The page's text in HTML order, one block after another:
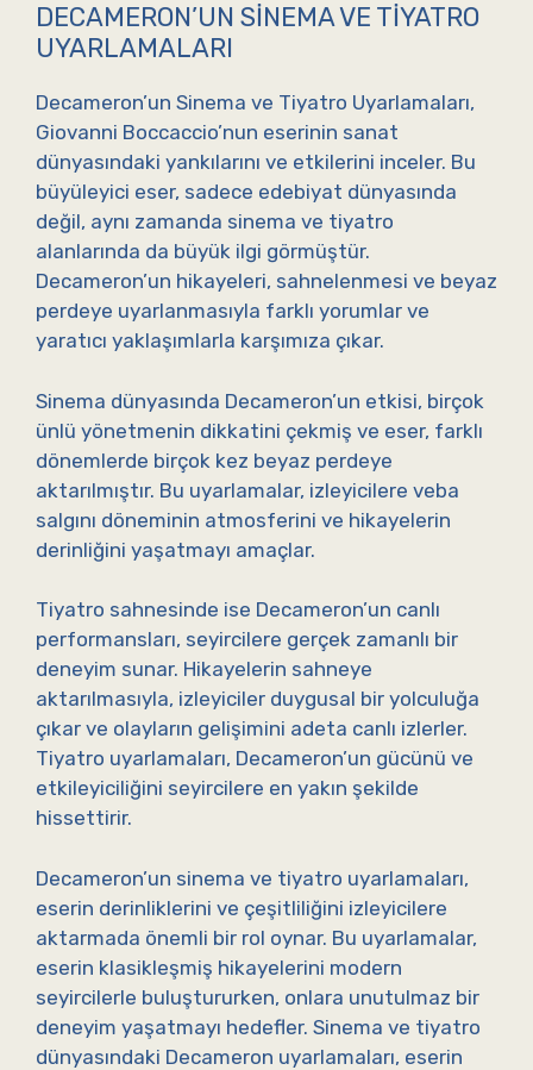
DECAMERON’UN SINEMA VE TIYATRO
UYARLAMALARI
Decameron’un Sinema ve Tiyatro Uyarlamaları,
Giovanni Boccaccio’nun eserinin sanat
dünyasındaki yankılarını ve etkilerini inceler. Bu
büyüleyici eser, sadece edebiyat dünyasında
değil, aynı zamanda sinema ve tiyatro
alanlarında da büyük ilgi görmüştür.
Decameron’un hikayeleri, sahnelenmesi ve beyaz
perdeye uyarlanmasıyla farklı yorumlar ve
yaratıcı yaklaşımlarla karşımıza çıkar.
Sinema dünyasında Decameron’un etkisi, birçok
ünlü yönetmenin dikkatini çekmiş ve eser, farklı
dönemlerde birçok kez beyaz perdeye
aktarılmıştır. Bu uyarlamalar, izleyicilere veba
salgını döneminin atmosferini ve hikayelerin
derinliğini yaşatmayı amaçlar.
Tiyatro sahnesinde ise Decameron’un canlı
performansları, seyircilere gerçek zamanlı bir
deneyim sunar. Hikayelerin sahneye
aktarılmasıyla, izleyiciler duygusal bir yolculuğa
çıkar ve olayların gelişimini adeta canlı izlerler.
Tiyatro uyarlamaları, Decameron’un gücünü ve
etkileyiciliğini seyircilere en yakın şekilde
hissettirir.
Decameron’un sinema ve tiyatro uyarlamaları,
eserin derinliklerini ve çeşitliliğini izleyicilere
aktarmada önemli bir rol oynar. Bu uyarlamalar,
eserin klasikleşmiş hikayelerini modern
seyircilerle buluştururken, onlara unutulmaz bir
deneyim yaşatmayı hedefler. Sinema ve tiyatro
dünyasındaki Decameron uyarlamaları, eserin